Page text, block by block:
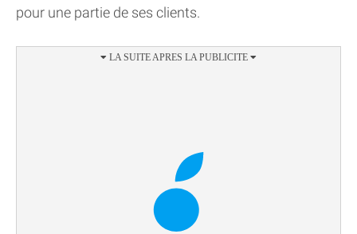
pour une partie de ses clients.